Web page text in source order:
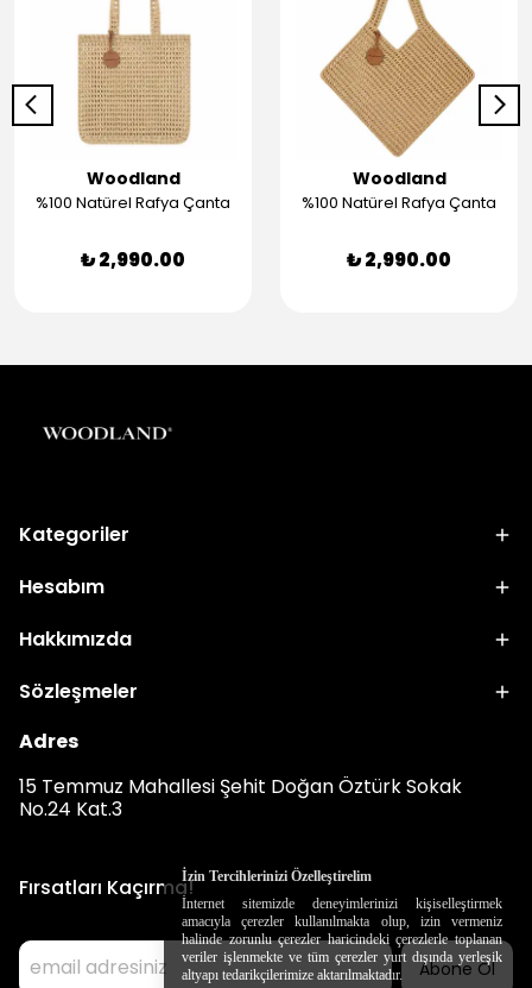
İzin Tercihlerinizi Özelleştirelim
İnternet sitemizde deneyimlerinizi kişiselleştirmek
amacıyla çerezler kullanılmakta olup, izin vermeniz
halinde zorunlu çerezler haricindeki çerezlerle toplanan
veriler işlenmekte ve tüm çerezler yurt dışında yerleşik
altyapı tedarikçilerimize aktarılmaktadır.
Woodland
%100 Natürel Rafya Çanta
₺ 2,990.00
Woodland
%100 Natürel Rafya Çanta
₺ 2,990.00
Kategoriler
Hesabım
Hakkımızda
Sözleşmeler
Adres
15 Temmuz Mahallesi Şehit Doğan Öztürk Sokak
No.24 Kat.3
Fırsatları Kaçırma!
Abone Ol